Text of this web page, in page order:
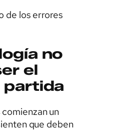
de los errores
no
el
partida
un
que deben